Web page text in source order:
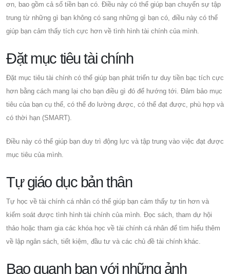
ơn, bao gồm cả số tiền bạn có. Điều này có thể giúp bạn chuyển sự tập
trung từ những gì bạn không có sang những gì bạn có, điều này có thể
giúp bạn cảm thấy tích cực hơn về tình hình tài chính của mình.
Đặt mục tiêu tài chính
Đặt mục tiêu tài chính có thể giúp bạn phát triển tư duy tiền bạc tích cực
hơn bằng cách mang lại cho bạn điều gì đó để hướng tới. Đảm bảo mục
tiêu của bạn cụ thể, có thể đo lường được, có thể đạt được, phù hợp và
có thời hạn (SMART).
Điều này có thể giúp bạn duy trì động lực và tập trung vào việc đạt được
mục tiêu của mình.
Tự giáo dục bản thân
Tự học về tài chính cá nhân có thể giúp bạn cảm thấy tự tin hơn và
kiểm soát được tình hình tài chính của mình. Đọc sách, tham dự hội
thảo hoặc tham gia các khóa học về tài chính cá nhân để tìm hiểu thêm
về lập ngân sách, tiết kiệm, đầu tư và các chủ đề tài chính khác.
Bao quanh bạn với những ảnh